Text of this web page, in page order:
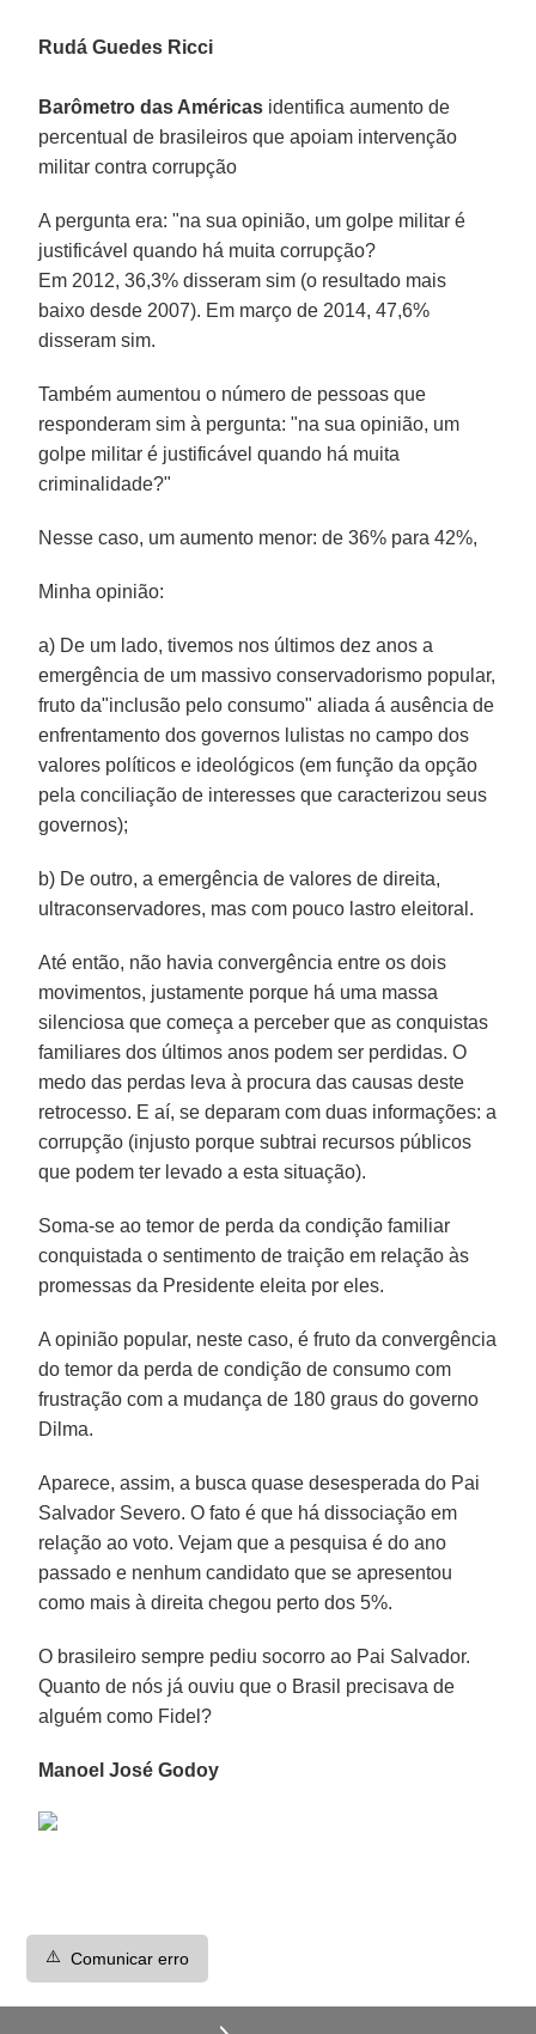
Rudá Guedes Ricci
Barômetro das Américas identifica aumento de
percentual de brasileiros que apoiam intervenção
militar contra corrupção
A pergunta era: "na sua opinião, um golpe militar é
justificável quando há muita corrupção?
Em 2012, 36,3% disseram sim (o resultado mais
baixo desde 2007). Em março de 2014, 47,6%
disseram sim.
Também aumentou o número de pessoas que
responderam sim à pergunta: "na sua opinião, um
golpe militar é justificável quando há muita
criminalidade?"
Nesse caso, um aumento menor: de 36% para 42%,
Minha opinião:
a) De um lado, tivemos nos últimos dez anos a
emergência de um massivo conservadorismo popular,
fruto da"inclusão pelo consumo" aliada á ausência de
enfrentamento dos governos lulistas no campo dos
valores políticos e ideológicos (em função da opção
pela conciliação de interesses que caracterizou seus
governos);
b) De outro, a emergência de valores de direita,
ultraconservadores, mas com pouco lastro eleitoral.
Até então, não havia convergência entre os dois
movimentos, justamente porque há uma massa
silenciosa que começa a perceber que as conquistas
familiares dos últimos anos podem ser perdidas. O
medo das perdas leva à procura das causas deste
retrocesso. E aí, se deparam com duas informações: a
corrupção (injusto porque subtrai recursos públicos
que podem ter levado a esta situação).
Soma-se ao temor de perda da condição familiar
conquistada o sentimento de traição em relação às
promessas da Presidente eleita por eles.
A opinião popular, neste caso, é fruto da convergência
do temor da perda de condição de consumo com
frustração com a mudança de 180 graus do governo
Dilma.
Aparece, assim, a busca quase desesperada do Pai
Salvador Severo. O fato é que há dissociação em
relação ao voto. Vejam que a pesquisa é do ano
passado e nenhum candidato que se apresentou
como mais à direita chegou perto dos 5%.
O brasileiro sempre pediu socorro ao Pai Salvador.
Quanto de nós já ouviu que o Brasil precisava de
alguém como Fidel?
Manoel José Godoy
⚠️ Comunicar erro